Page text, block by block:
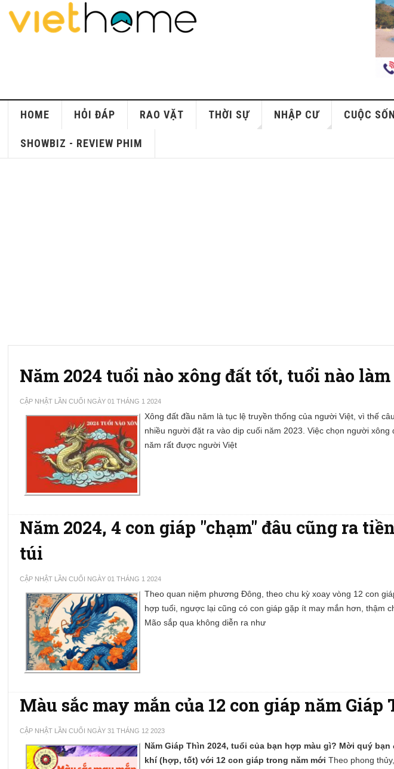
HOME HỎI ĐÁP RAO VẶT THỜI SỰ NHẬP CƯ CUỘC
SHOWBIZ - REVIEW PHIM
Năm 2024 tuổi nào xông đất tốt, tuổi nào
CẬP NHẬT LẦN CUỐI NGÀY 01 THÁNG 1 2024
Xông đất đầu năm là tục lệ truyền thống của người Việt, vì thế
nhiều người đặt ra vào dịp cuối năm 2023. Việc chọn người
năm rất được người Việt
Năm 2024, 4 con giáp "chạm" đâu cũng ra
túi
CẬP NHẬT LẦN CUỐI NGÀY 01 THÁNG 1 2024
Theo quan niệm phương Đông, theo chu kỳ xoay vòng 12 con
hợp tuổi, ngược lại cũng có con giáp gặp ít may mắn hơn, thậm
Mão sắp qua không diễn ra như
Màu sắc may mắn của 12 con giáp năm Giáp
CẬP NHẬT LẦN CUỐI NGÀY 31 THÁNG 12 2023
Năm Giáp Thìn 2024, tuổi của bạn hợp màu gì? Mời quý
khí (hợp, tốt) với 12 con giáp trong năm mới Theo phong